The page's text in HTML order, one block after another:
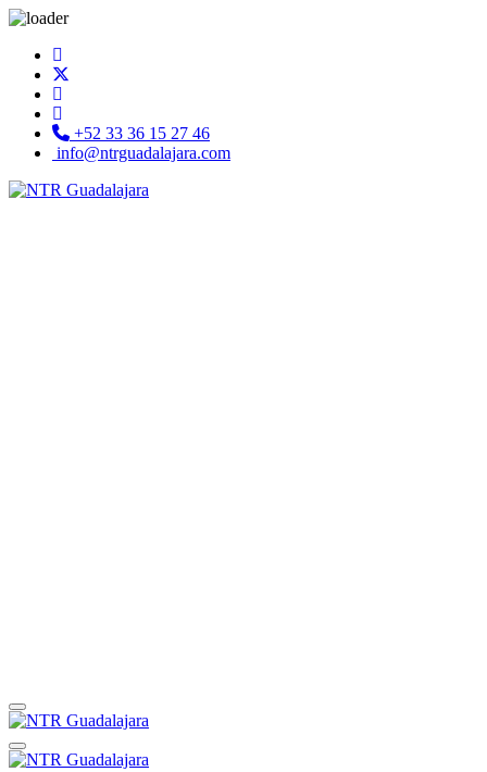
+52 33 36 15 27 46
info@ntrguadalajara.com